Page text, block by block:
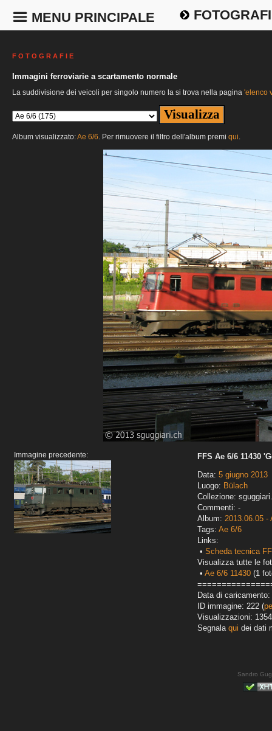
MENU PRINCIPALE
F O T O G R A F I E
Immagini ferroviarie a scartamento normale
La suddivisione dei veicoli per singolo numero la si trova nella pagina 'elenco
Album visualizzato:Ae 6/6. Per rimuovere il filtro dell'album premi qui.
Immagine precedente:
FFS Ae 6/6 11430
Data: 5 giugno 2013
Luogo: Bülach
Collezione:
Commenti: -
Album: 2013.06.05 -
Tags: Ae 6/6
Links:
• Scheda tecnica
Visualizza tutte le
• Ae 6/6 11430 (1
Data di caricamento:
ID immagine: 222 (
Visualizzazioni: 1354
Segnala qui dei dati
Sandro